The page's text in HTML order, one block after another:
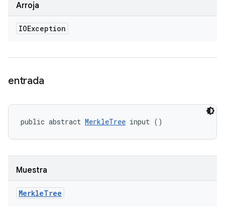
Arroja
IOException
entrada
public abstract MerkleTree input ()
Muestra
MerkleTree